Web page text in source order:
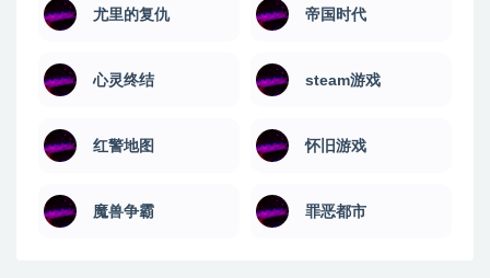
尤里的复仇 帝国时代
心灵终结 steam游戏
红警地图 怀旧游戏
魔兽争霸 罪恶都市